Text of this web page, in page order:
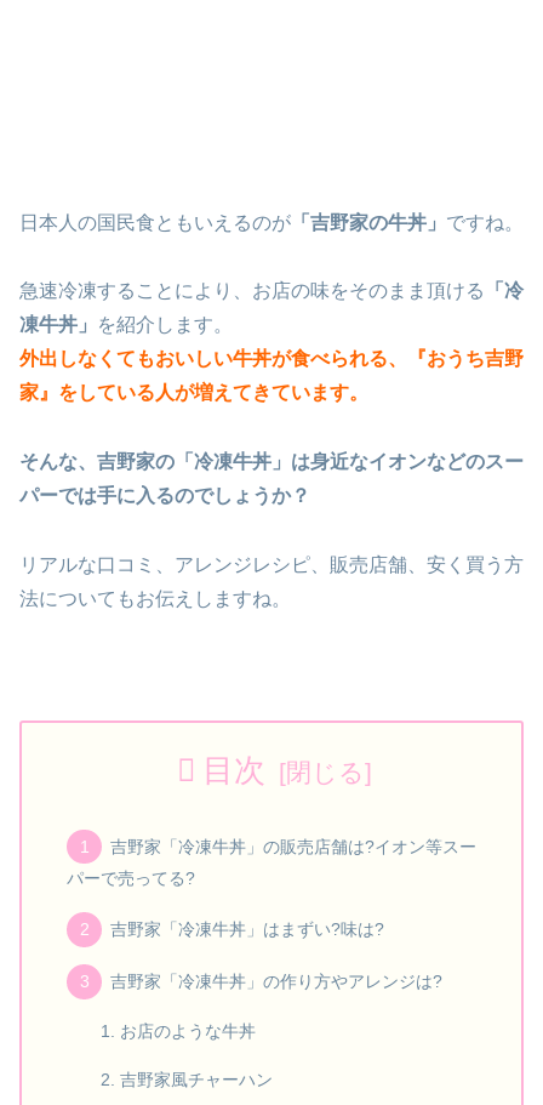
日本人の国民食ともいえるのが 「吉野家の牛丼」 ですね。
急速冷凍することにより、お店の味をそのまま頂ける
「冷
凍牛丼」
を紹介します。
外出しなくてもおいしい牛丼が食べられる、『おうち吉野
家』をしている人が増えてきています。
そんな、吉野家の「冷凍牛丼」は身近なイオンなどのスー
パーでは手に入るのでしょうか？
リアルな口コミ、アレンジレシピ、販売店舗、安く買う方
法についてもお伝えしますね。
目次
吉野家「冷凍牛丼」の販売店舗は?イオン等スー
パーで売ってる?
吉野家「冷凍牛丼」はまずい?味は?
吉野家「冷凍牛丼」の作り方やアレンジは?
お店のような牛丼
吉野家風チャーハン